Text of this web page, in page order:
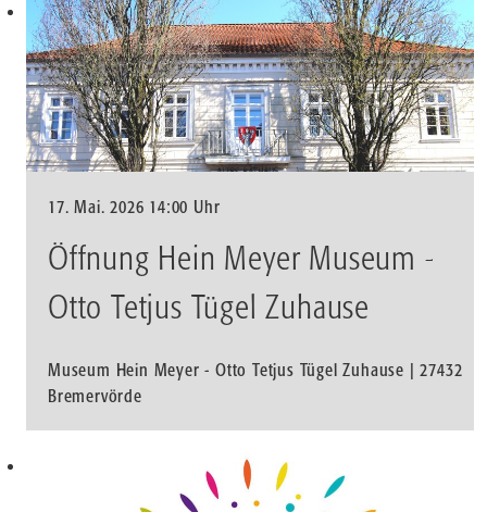
17. Mai. 2026 14:00 Uhr
Öffnung Hein Meyer Museum -
Otto Tetjus Tügel Zuhause
Museum Hein Meyer - Otto Tetjus Tügel Zuhause | 27432
Bremervörde